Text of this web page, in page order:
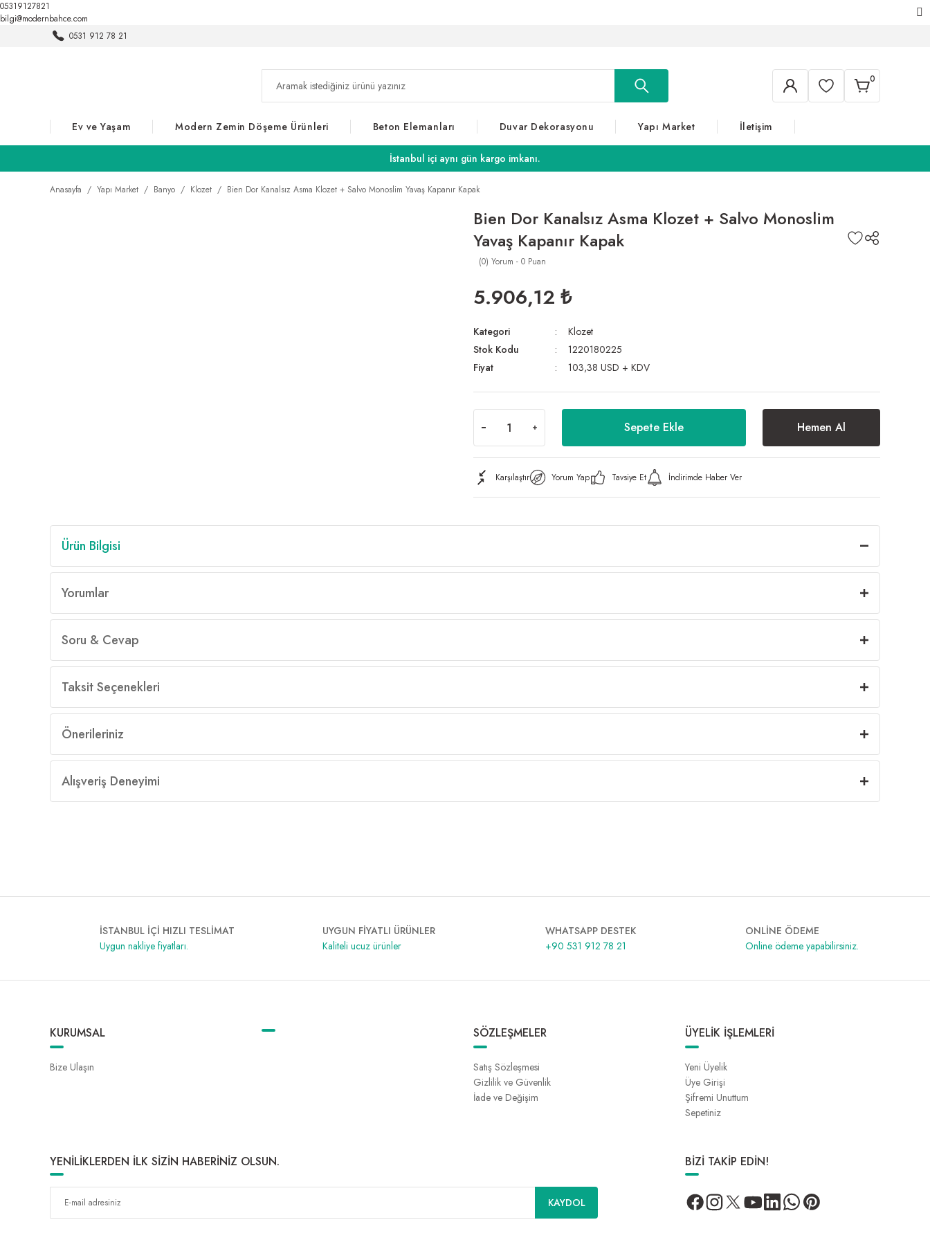
05319127821
bilgi@modernbahce.com
0531 912 78 21
0
Ev ve Yaşam Modern Zemin Döşeme Ürünleri Beton Elemanları Duvar Dekorasyonu Yapı Market İletişim
İstanbul içi aynı gün kargo imkanı.
Anasayfa Yapı Market Banyo Klozet Bien Dor Kanalsız Asma Klozet + Salvo Monoslim Yavaş Kapanır Kapak
Bien Dor Kanalsız Asma Klozet + Salvo Monoslim
Yavaş Kapanır Kapak
(0) Yorum - 0 Puan
5.906,12 ₺
Kategori
Klozet
Stok Kodu
1220180225
Fiyat
103,38 USD + KDV
Sepete Ekle Hemen Al
Karşılaştır Yorum Yap Tavsiye Et İndirimde Haber Ver
Ürün Bilgisi
Yorumlar
Soru & Cevap
Taksit Seçenekleri
Önerileriniz
Alışveriş Deneyimi
İSTANBUL İÇİ HIZLI TESLİMAT
Uygun nakliye fiyatları.
UYGUN FİYATLI ÜRÜNLER
Kaliteli ucuz ürünler
WHATSAPP DESTEK
+90 531 912 78 21
ONLİNE ÖDEME
Online ödeme yapabilirsiniz.
KURUMSAL
Bize Ulaşın
SÖZLEŞMELER
Satış Sözleşmesi
Gizlilik ve Güvenlik
İade ve Değişim
ÜYELİK İŞLEMLERİ
Yeni Üyelik
Üye Girişi
Şifremi Unuttum
Sepetiniz
YENİLİKLERDEN İLK SİZİN HABERİNİZ OLSUN.
KAYDOL
BİZİ TAKİP EDİN!